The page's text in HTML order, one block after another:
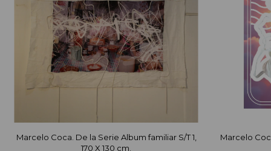
Marcelo Coca. De la Serie Album familiar S/T 1,
170 X 130 cm.
Marcelo